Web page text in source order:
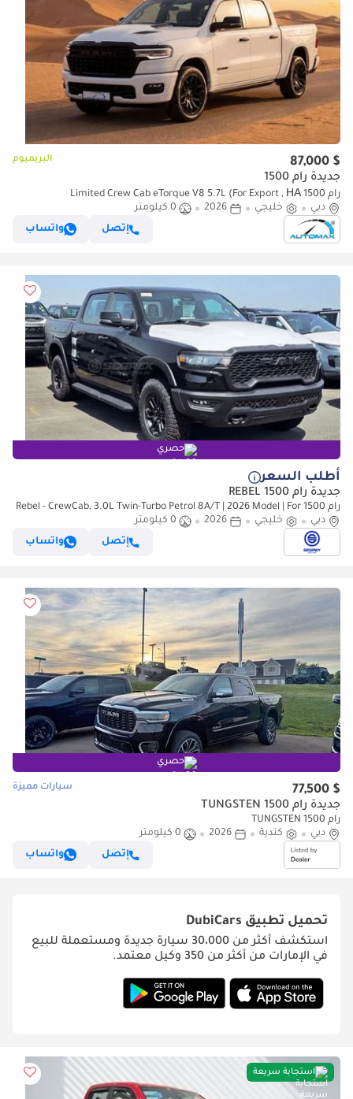
$ 87,000 البريميوم
جديدة رام 1500
رام 1500 Limited Crew Cab eTorque V8 5.7L (For Export , НА
ЭКСПОРТ) PY 26/26 eTorque V8 5.7L GCC Без пробега
دبي خليجي 2026
0 كيلومتر
إتصل
واتساب
حصري
أطلب السعر
جديدة رام 1500 REBEL
رام 1500 Rebel - CrewCab, 3.0L Twin-Turbo Petrol 8A/T | 2026 Model | For
Export
دبي خليجي 2026
0 كيلومتر
إتصل
واتساب
حصري
$ 77,500 سيارات مميزة
جديدة رام 1500 TUNGSTEN
رام 1500 TUNGSTEN
دبي
كندية 2026
0 كيلومتر
إتصل
واتساب
تحميل تطبيق DubiCars
استكشف أكثر من 30،000 سيارة جديدة ومستعملة للبيع
في الإمارات من أكثر من 350 وكيل معتمد.
استجابة سريعة